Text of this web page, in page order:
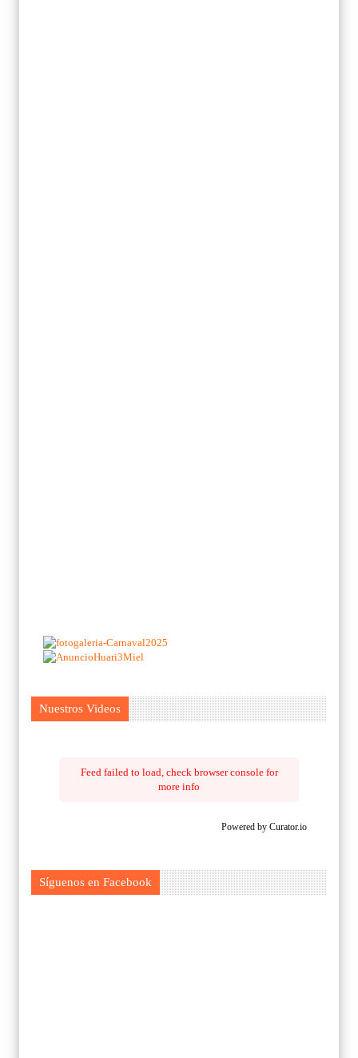
Nuestros Videos
Feed failed to load, check browser console for
more info
Powered by Curator.io
Síguenos en Facebook